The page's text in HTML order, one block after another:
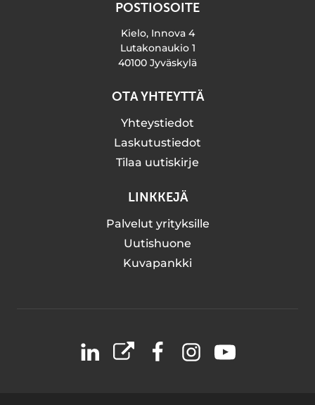
POSTIOSOITE
Kielo, Innova 4
Lutakonaukio 1
40100 Jyväskylä
OTA YHTEYTTÄ
Yhteystiedot
Laskutustiedot
Tilaa uutiskirje
LINKKEJÄ
Palvelut yrityksille
Uutishuone
Kuvapankki
LinkedIn
X FacebookInstagramYouTube